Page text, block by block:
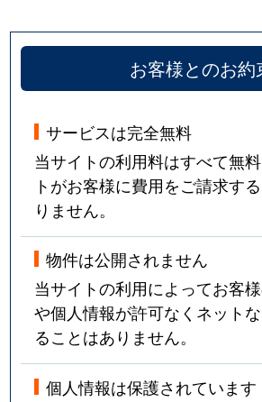
お客様とのお約
サービスは完全無料
当サイトの利用料はすべて無
トがお客様に費用をご請求す
りません。
物件は公開されません
当サイトの利用によってお客
や個人情報が許可なくネット
ることはありません。
個人情報は保護されています